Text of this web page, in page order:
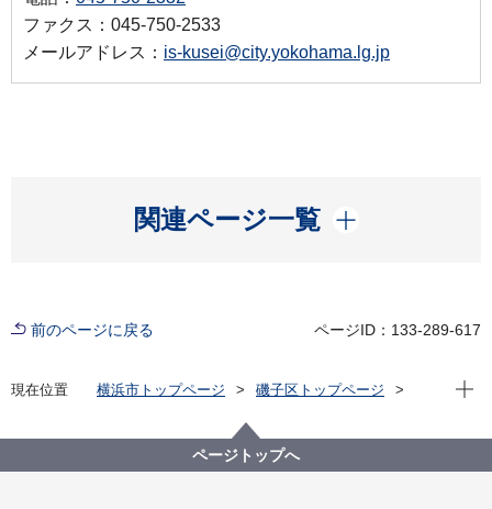
ファクス：045-750-2533
メールアドレス： is-kusei@city.yokohama.lg.jp
関連ページ一覧
開く
前のページに戻る ページID：133-289-617
現在位置 横浜市トップページ
磯子区トップページ
現在
ページトップへ